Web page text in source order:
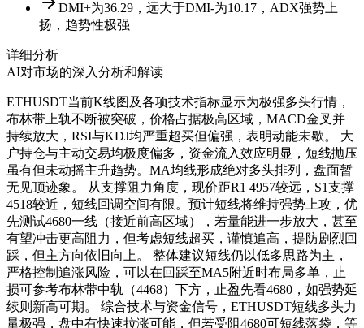
DMI+为36.29，远大于DMI-为10.17，ADX强势上
扬，趋势性极强
详细分析
AI对市场的深入分析和解读
ETHUSDT当前K线图及各项技术指标显示为极强多头行情，
布林带上轨不断被突破，价格占据极高区域，MACD金叉并
持续放大，RSI与KDJ均严重超买但偏强，表明动能未歇。 大
户持仓与主动交易均极度偏多，资金流入效应明显，短线抛压
虽有但未动摇主升趋势。MA均线形成绝对多头排列，盘面暂
无见顶迹象。 从支撑阻力角度，现价距R1 4957较远，S1支撑
4518较近，短线回调空间有限。预计短线将维持强势上攻，优
先测试4680一线（接近前高区域），若量能进一步放大，甚至
有望冲击更高阻力，但考虑短线超买，谨慎追高，提防剧烈回
踩，但主方向依旧向上。 整体建议短线仍以低多思路为主，
严格控制追涨风险，可以在回踩至MA5附近时布局多单，止
损可参考布林带中轨（4468）下方，止盈先看4680，如强势延
续则新高可期。 综合技术与资金信号，ETHUSDT短线多头力
量极强，盘中有快速拉涨可能，但若受阻4680可短线落袋，等